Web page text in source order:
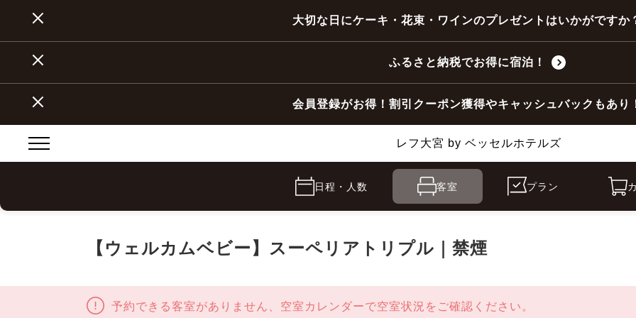
大切な日にケーキ・花束・ワインのプレゼントはいかがですか
ふるさと納税でお得に宿泊！
会員登録がお得！割引クーポン獲得やキャッシュバックもあり
レフ大宮 by ベッセルホテルズ
日程・人数 客室 プラン
【ウェルカムベビー】スーペリアトリプル｜禁煙
予約できる客室がありません、空室カレンダーで空室状況をご確認ください。